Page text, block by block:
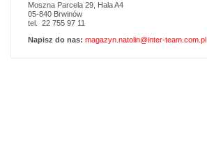
Moszna Parcela 29, Hala A4
05-840 Brwinów
tel. 22 755 97 11
Napisz do nas: magazyn.natolin@inter-team.com.pl